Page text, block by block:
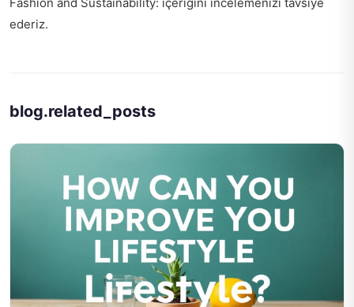
Fashion and Sustainability: içeriğini incelemenizi tavsiye
ederiz.
blog.related_posts